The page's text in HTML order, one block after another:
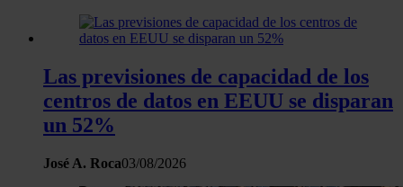
Las previsiones de capacidad de los
centros de datos en EEUU se disparan
un 52%
José A. Roca03/08/2026